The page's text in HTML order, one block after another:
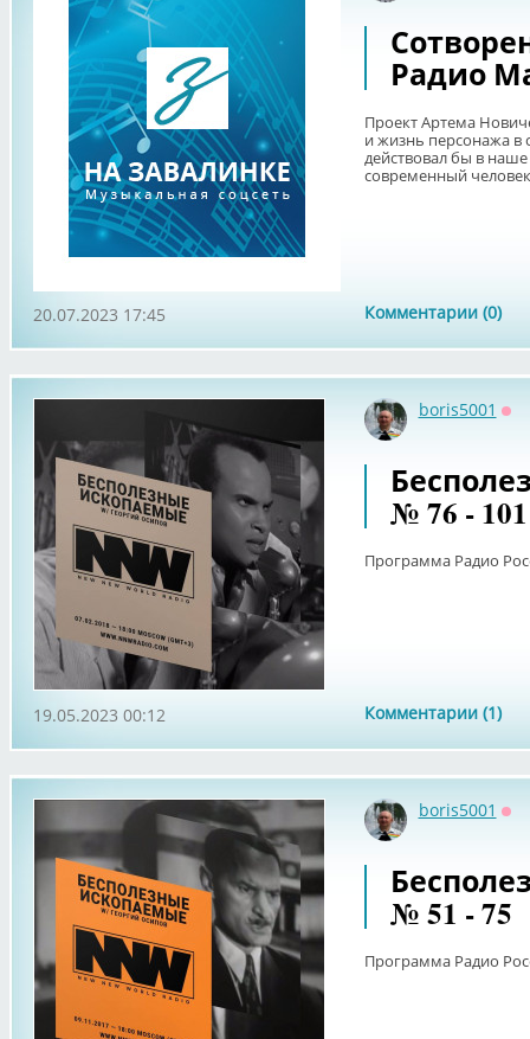
Радио
Проект Артема
и жизнь персонажа в
действовал бы в
современный
Комментарии (0)
20.07.2023 17:45
boris5001
№ 76 - 101
Программа Радио
Комментарии (1)
19.05.2023 00:12
boris5001
№ 51 - 75
Программа Радио